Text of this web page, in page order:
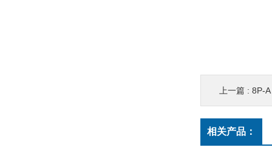
上一篇 : 8P-A
相关产品：